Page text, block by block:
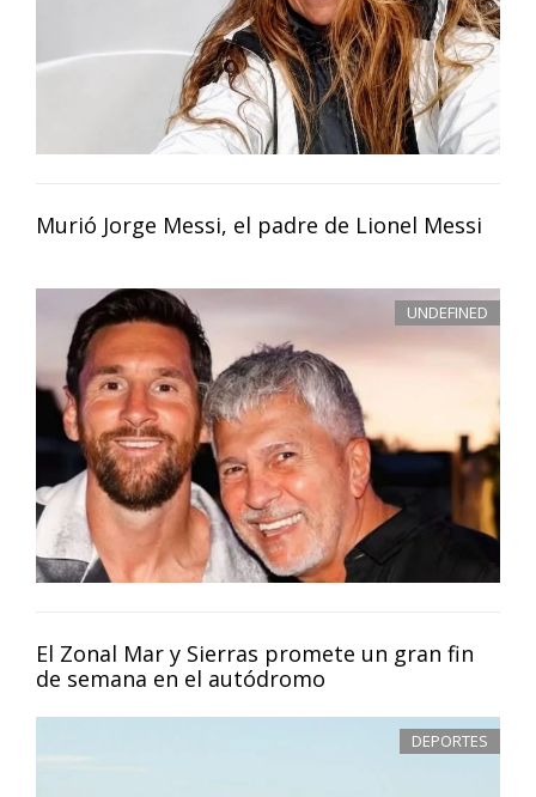
Murió Jorge Messi, el padre de Lionel Messi
UNDEFINED
El Zonal Mar y Sierras promete un gran fin
de semana en el autódromo
DEPORTES